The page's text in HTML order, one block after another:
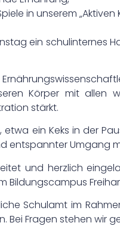
in unserem „Aktiven
ein schulinternes
Körper mit
stärkt.
ein Keks in der
entspannter Umgang
und herzlich
Bildungscampus
Schulamt im
Fragen stehen wir